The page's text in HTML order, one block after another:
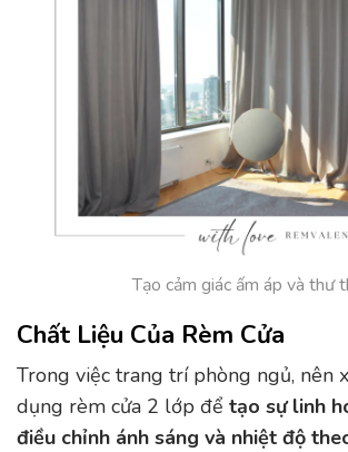
Tạo cảm giác ấm áp và thư
Chất Liệu Của Rèm Cửa
Trong việc trang trí phòng ngủ, nên
dụng rèm cửa 2 lớp để tạo sự linh
điều chỉnh ánh sáng và nhiệt độ